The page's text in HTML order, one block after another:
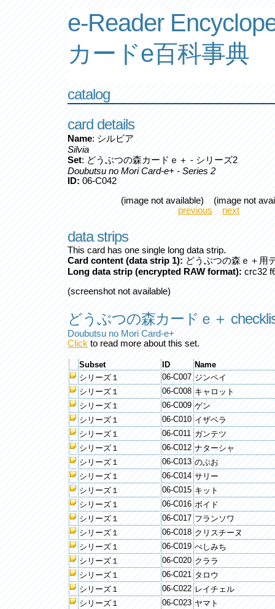
e-Reader
カードe百科事典
catalog
card details
Name: シルビア
Silvia
Set: どうぶつの森カードｅ＋ - シリーズ2
Doubutsu no Mori Card-e+ - Series 2
ID:06-C042
(image not available) (image not
previous
next
data strips
This card has one single long data strip.
Card content (data strip 1):どうぶつの森ｅ＋用
Long data strip (encrypted RAW format):crc32
(screenshot not available)
どうぶつの森カードｅ＋
Doubutsu no Mori Card-e+
Clickto read more about this set.
Subset ID
Name
シリーズ１
06-C007 ジンペイ
シリーズ１
06-C008 キャロット
シリーズ１
06-C009 ゲン
シリーズ１
06-C010 イザベラ
シリーズ１
06-C011 ガンテツ
シリーズ１
06-C012 ナターシャ
シリーズ１
06-C013 のぶお
シリーズ１
06-C014 サリー
シリーズ１
06-C015 キット
シリーズ１
06-C016 ボイド
シリーズ１
06-C017 フランソワ
シリーズ１
06-C018 クリスチーヌ
シリーズ１
06-C019 ぺしみち
シリーズ１
06-C020 クララ
シリーズ１
06-C021 タロウ
シリーズ１
06-C022 レイチェル
シリーズ１
06-C023 ヤマト